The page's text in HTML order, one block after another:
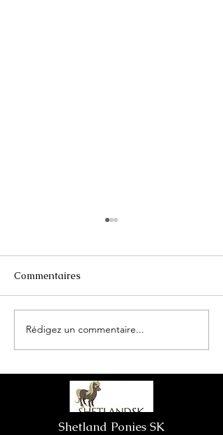
Une magnifique ponette
aux couleurs de l'été
Commentaires
Rédigez un commentaire...
Shetland Ponies SK